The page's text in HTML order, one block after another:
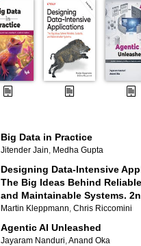
Big Data in Practice
Jitender Jain, Medha Gupta
Designing Data-Intensive
The Big Ideas Behind
and Maintainable Systems.
Martin Kleppmann, Chris Riccomini
Agentic AI Unleashed
Jayaram Nanduri,Anand Oka